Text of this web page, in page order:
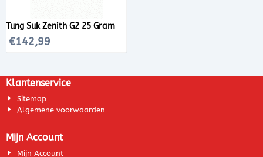
Tung Suk Zenith G2 25 Gram
€142,99
Klantenservice
Sitemap
Algemene voorwaarden
Mijn Account
Mijn Account